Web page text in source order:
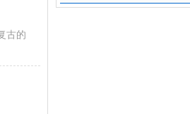
古的